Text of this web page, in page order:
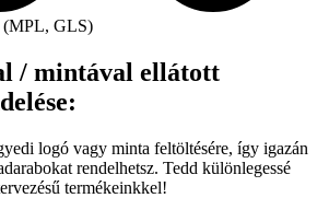
(MPL, GLS)
/ mintával ellátott
logó vagy minta feltöltésére, így igazán
rendelhetsz. Tedd különlegessé
termékeinkkel!